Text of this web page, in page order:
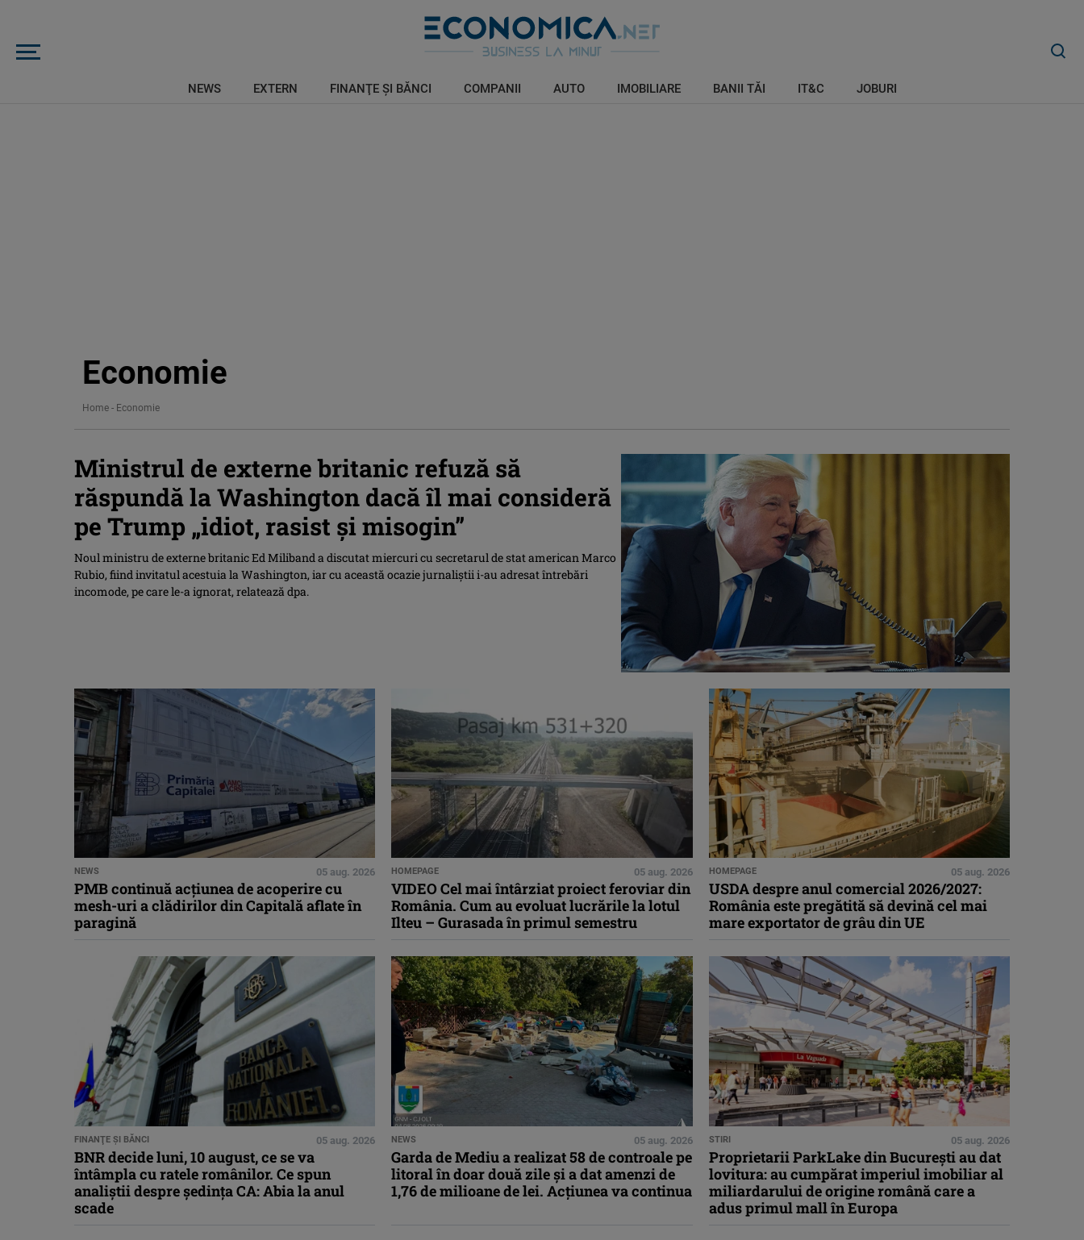
NEWS EXTERN FINANŢE ŞI BĂNCI COMPANII AUTO IMOBILIARE BANII TĂI IT&C JOBURI
Economie
Home - Economie
Ministrul de externe britanic refuză să
răspundă la Washington dacă îl mai consideră
pe Trump „idiot, rasist şi misogin”
Noul ministru de externe britanic Ed Miliband a discutat miercuri cu secretarul de stat american Marco
Rubio, fiind invitatul acestuia la Washington, iar cu această ocazie jurnaliştii i-au adresat întrebări
incomode, pe care le-a ignorat, relatează dpa.
NEWS 05 aug. 2026
PMB continuă acțiunea de acoperire cu
mesh-uri a clădirilor din Capitală aflate în
paragină
HOMEPAGE 05 aug. 2026
VIDEO Cel mai întârziat proiect feroviar din
România. Cum au evoluat lucrările la lotul
Ilteu – Gurasada în primul semestru
HOMEPAGE 05 aug. 2026
USDA despre anul comercial 2026/2027:
România este pregătită să devină cel mai
mare exportator de grâu din UE
FINANŢE ŞI BĂNCI 05 aug. 2026
BNR decide luni, 10 august, ce se va
întâmpla cu ratele românilor. Ce spun
analiștii despre ședința CA: Abia la anul
scade
NEWS 05 aug. 2026
Garda de Mediu a realizat 58 de controale pe
litoral în doar două zile și a dat amenzi de
1,76 de milioane de lei. Acțiunea va continua
STIRI 05 aug. 2026
Proprietarii ParkLake din București au dat
lovitura: au cumpărat imperiul imobiliar al
miliardarului de origine română care a
adus primul mall în Europa